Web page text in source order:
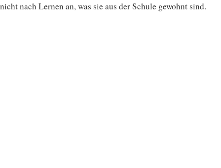
nicht nach Lernen an, was sie aus der Schule gewohnt sind.